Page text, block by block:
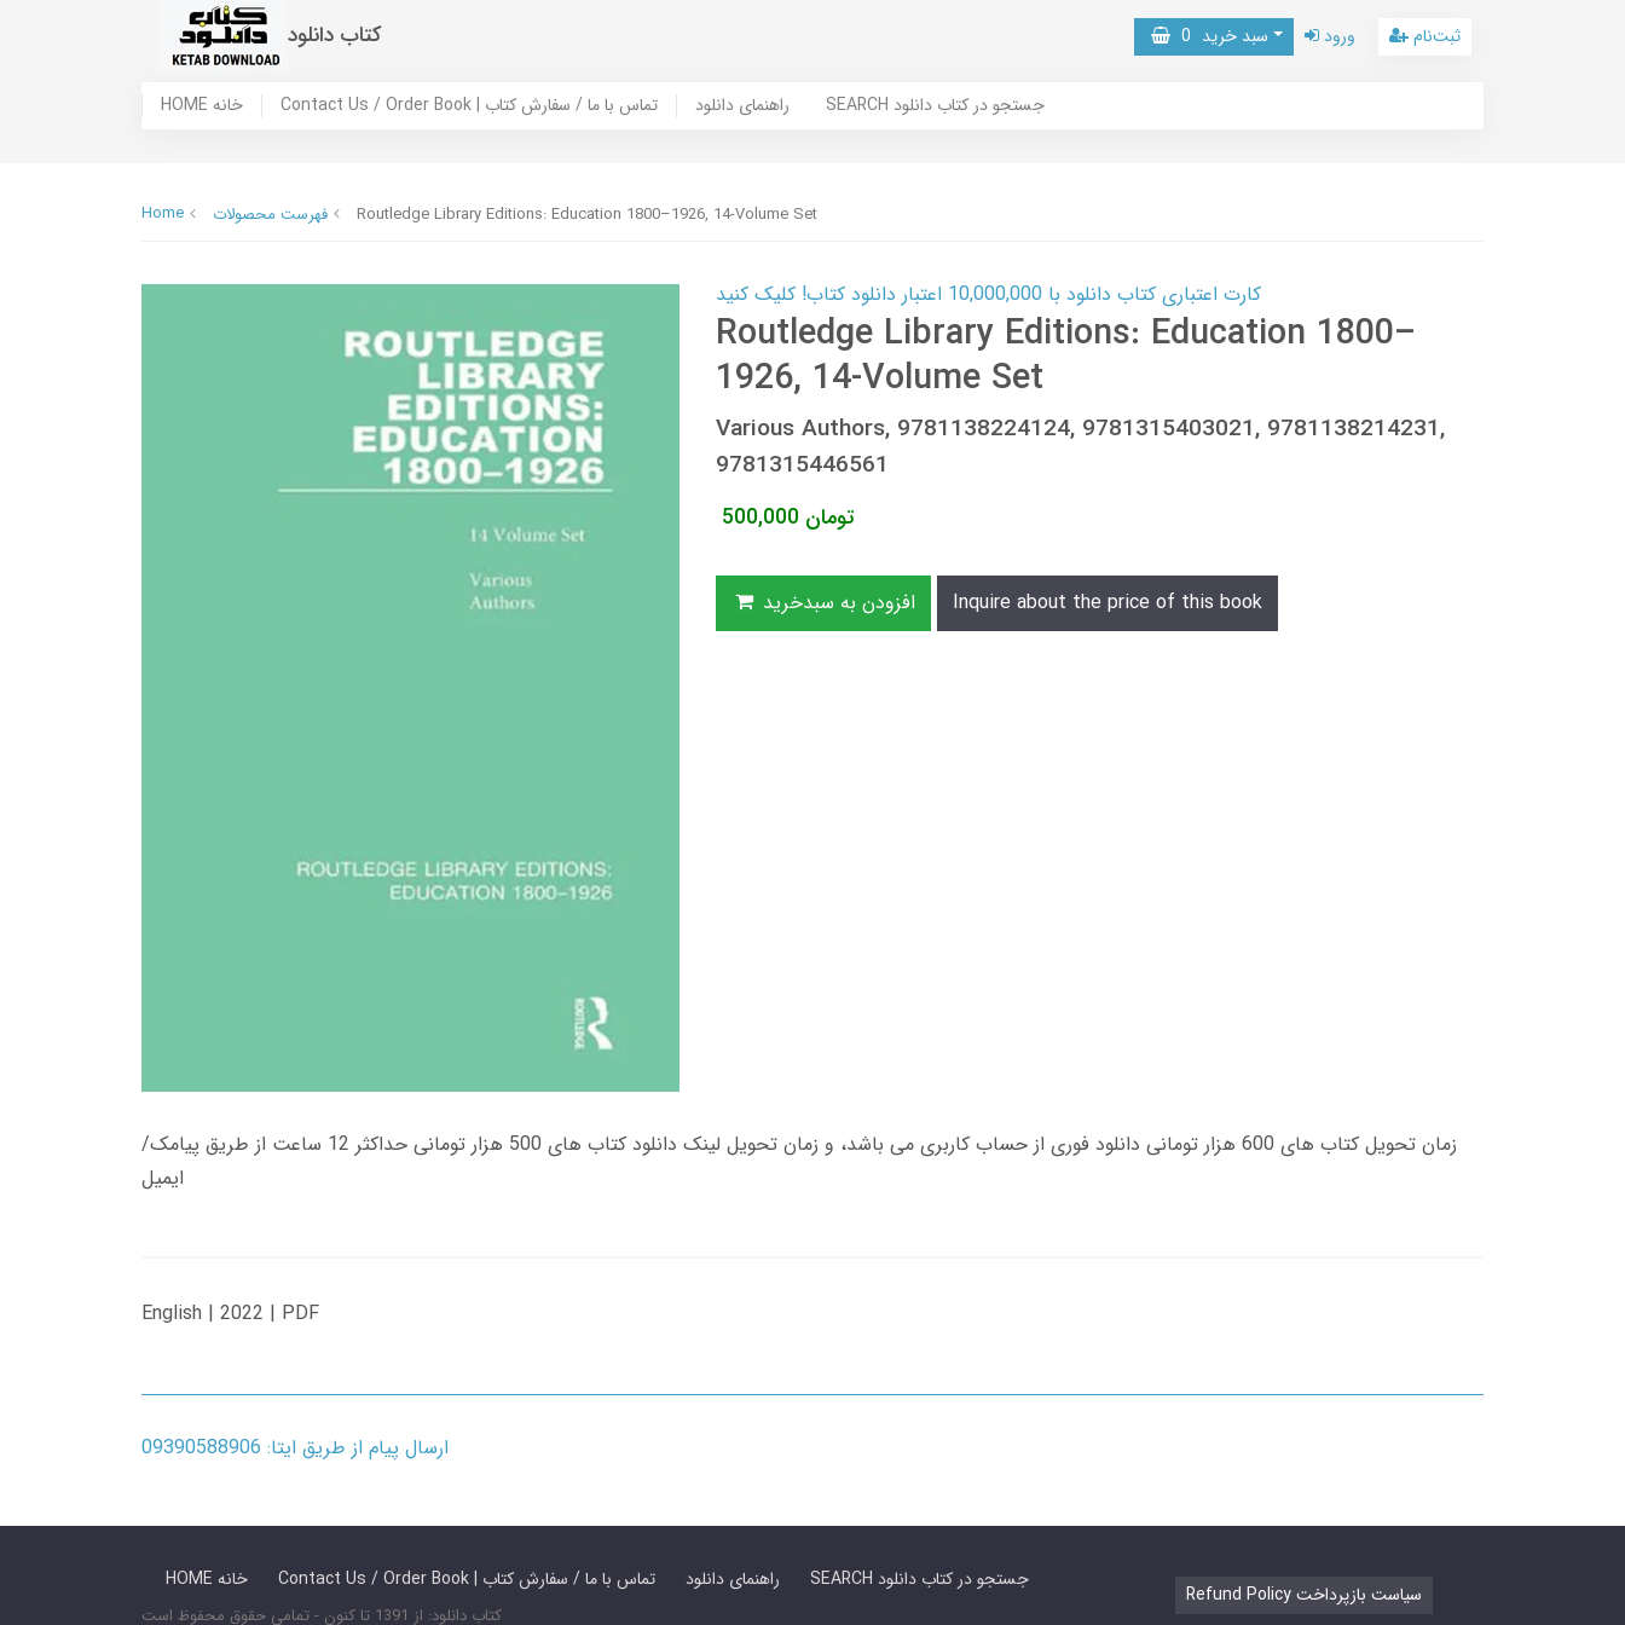
کتاب دانلود سبد خرید 0 ورود ثبت‌نام
HOME خانه Contact Us / Order Book | تماس با ما / سفارش کتاب راهنمای دانلود SEARCH جستجو در کتاب دانلود
Home فهرست محصولات Routledge Library Editions: Education 1800–1926, 14-Volume Set
کارت اعتباری کتاب دانلود با 10,000,000 اعتبار دانلود کتاب! کلیک کنید
Routledge Library Editions: Education 1800–
1926, 14-Volume Set
Various Authors, 9781138224124, 9781315403021, 9781138214231,
9781315446561
500,000 تومان
افزودن به سبدخرید Inquire about the price of this book
زمان تحویل کتاب های 600 هزار تومانی دانلود فوری از حساب کاربری می باشد، و زمان تحویل لینک دانلود کتاب های 500 هزار تومانی حداکثر 12 ساعت از طریق پیامک/
ایمیل
English | 2022 | PDF
ارسال پیام از طریق ایتا: 09390588906
HOME خانه Contact Us / Order Book | تماس با ما / سفارش کتاب راهنمای دانلود SEARCH جستجو در کتاب دانلود
کتاب دانلود: از 1391 تا کنون - تمامی حقوق محفوظ است
Refund Policy سیاست بازپرداخت